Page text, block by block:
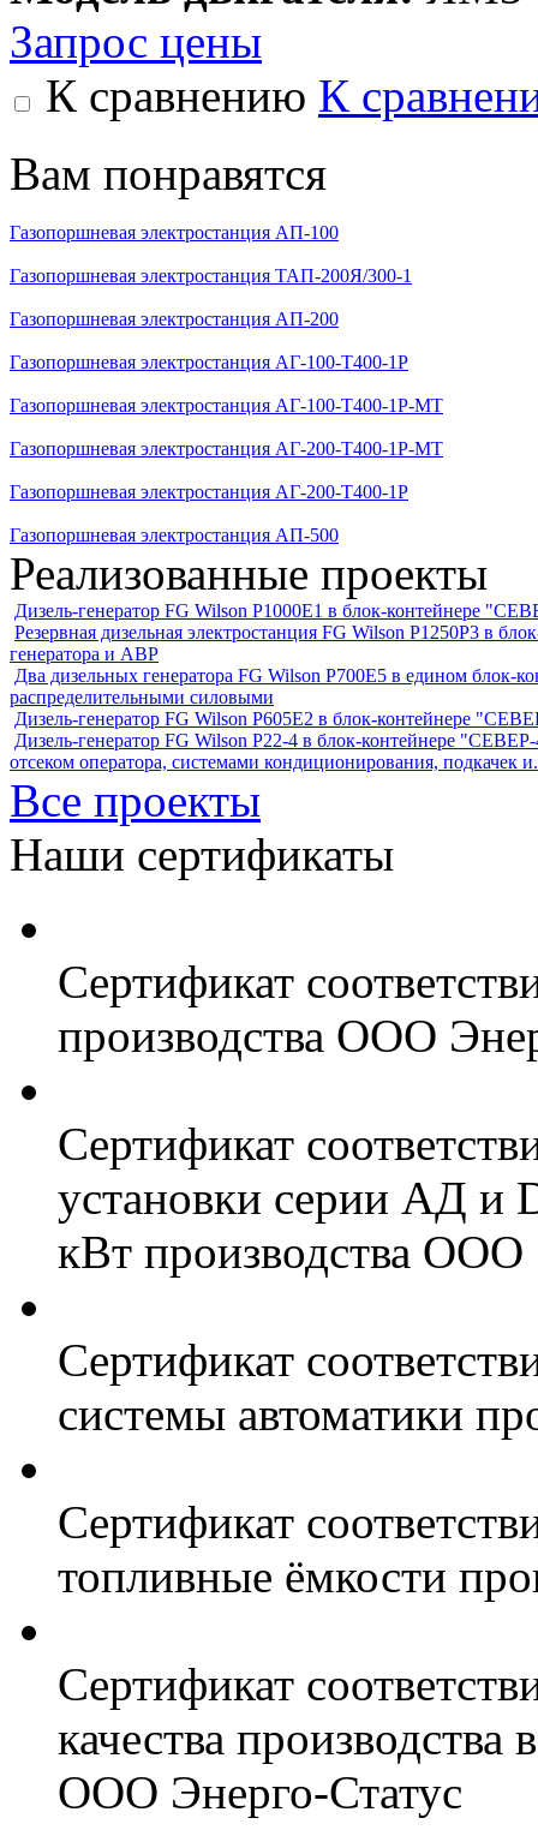
Запрос цены
К сравнению К
Вам понравятся
Газопоршневая электростанция АП-100
Газопоршневая электростанция ТАП-200Я/300-1
Газопоршневая электростанция АП-200
Газопоршневая электростанция АГ-100-Т400-1Р
Газопоршневая электростанция АГ-100-Т400-1Р-МТ
Газопоршневая электростанция АГ-200-Т400-1Р-МТ
Газопоршневая электростанция АГ-200-Т400-1Р
Газопоршневая электростанция АП-500
Реализованные проекты
Дизель-генератор FG Wilson P1000E1 в блок-контейнере
Резервная дизельная электростанция FG Wilson P1250Р3 в
генератора и АВР
Два дизельных генератора FG Wilson P700E5 в едином
распределительными силовыми
Дизель-генератор FG Wilson P605Е2 в блок-контейнере
Дизель-генератор FG Wilson P22-4 в блок-контейнере
отсеком оператора, системами кондиционирования, подкачек
Все проекты
Наши сертификаты
Сертификат
производства ООО
Сертификат
установки серии АД и
кВт производства ООО
Сертификат
системы автоматики
Сертификат
топливные ёмкости
Сертификат
качества
ООО Энерго-Статус